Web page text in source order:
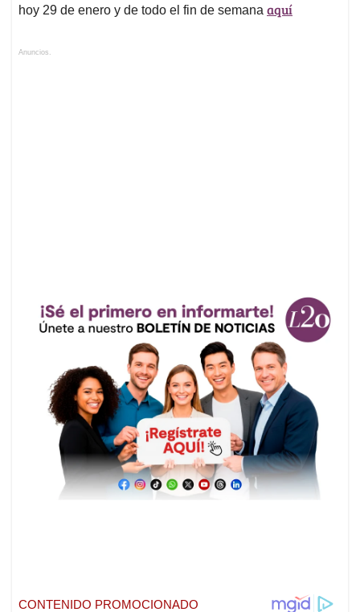
hoy 29 de enero y de todo el fin de semana aquí
Anuncios.